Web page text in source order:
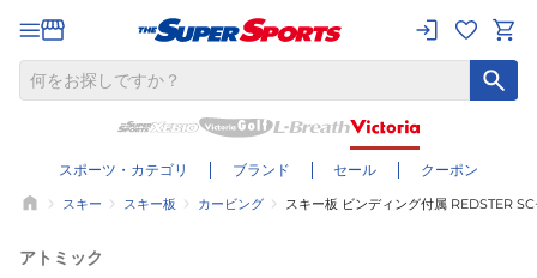
スポーツ・カテゴリ ブランド セール クーポン
スキー スキー板 カービング スキー板 ビンディング付属 REDSTER
アトミック